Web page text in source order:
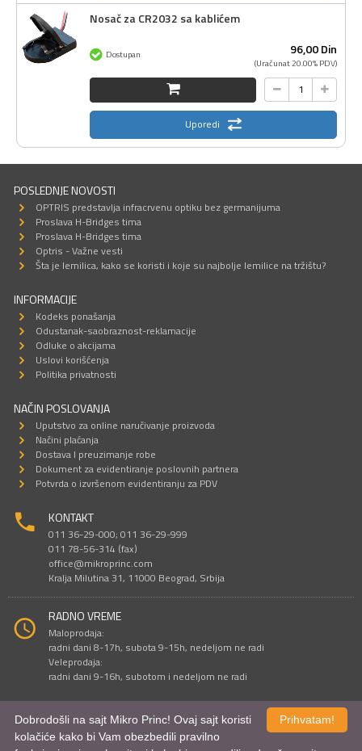
Nosač za CR2032 sa kablićem
96,00Din
(Uračunat 20.00% PDV)
Dostupan
Uporedi
POSLEDNJE NOVOSTI
OPTRIS predstavlja infracrvenu optiku bez germanijuma
Proslava H-Bridges tima
Proslava H-Bridges tima
Optris - Važne vesti
Šta je lemilica, kako se koristi i koje su najbolje lemilice na tržištu?
INFORMACIJE
Kodeks ponašanja
Odustanak-saobraznost-reklamacije
Odluke o akcijama
Uslovi korišćenja
Politika privatnosti
NAČIN POSLOVANJA
Uputstvo za online naručivanje proizvoda
Načini plaćanja
Dostava I preuzimanje robe
Dokument za evidentiranje poslovnih partnera
Potvrda o izvršenom evidentiranju za PDV
KONTAKT
011 36-29-000; 011 36-29-999
011 78-56-314 (fax)
office@mikroprinc.com
Kralja Milutina 31, 11000 Beograd, Srbija
RADNO VREME
Maloprodaja:
radni dani 8-17h, subota 9-15h, nedeljom ne radi
Veleprodaja:
radni dani 9-16h, subotom i nedeljom ne radi
Sve cene su iskazane u dinarima. PDV je uračunat u cenu.
© Mikro Princ 1999 - 2026. Sva prava su zadržana.
Prihvatam!
Dobrodošli na sajt Mikro Princ! Ovaj sajt koristi
kolačiće kako bi Vam obezbedili pravilno